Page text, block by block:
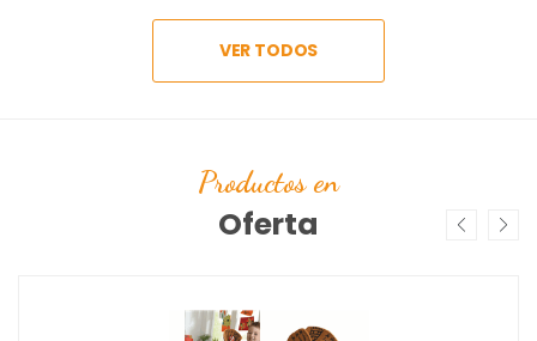
VER TODOS
Productos en
Oferta